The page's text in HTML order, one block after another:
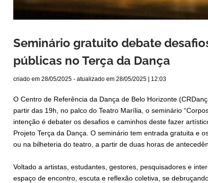
Seminário gratuito debate
públicas no Terça da Dança
criado em 28/05/2025 - atualizado em 28/05/2025 | 12:03
O Centro de Referência da Dança de Belo Horizonte
partir das 19h, no palco do Teatro Marília, o seminário
intenção é debater os desafios e caminhos deste fazer
Projeto Terça da Dança. O seminário tem entrada gratuita e
ou na bilheteria do teatro, a partir de duas horas de
Voltado a artistas, estudantes, gestores, pesquisadores e
espaço de encontro, escuta e reflexão coletiva, se